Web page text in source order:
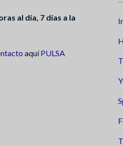
al día, 7 días a la
aquíPULSA